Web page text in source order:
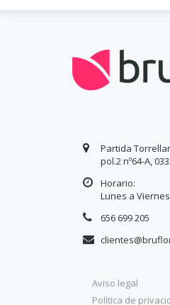
Aviso legal
Política de
Partida
pol.2 nº64-A,
Horario:
Lunes a
656 699 205